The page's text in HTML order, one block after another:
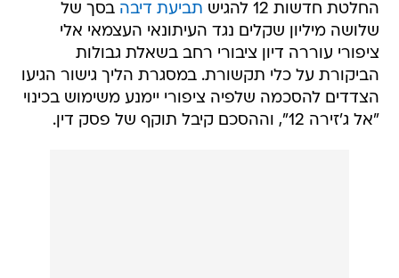
החלטת חדשות 12 להגיש תביעת דיבה בסך של
שלושה מיליון שקלים נגד העיתונאי העצמאי אלי
ציפורי עוררה דיון ציבורי רחב בשאלת גבולות
הביקורת על כלי תקשורת. במסגרת הליך גישור הגיעו
הצדדים להסכמה שלפיה ציפורי יימנע משימוש בכינוי
"אל ג'זירה 12", וההסכם קיבל תוקף של פסק דין.